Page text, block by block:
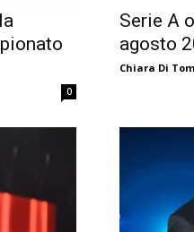
0
Serie A
agosto
Chiara Di